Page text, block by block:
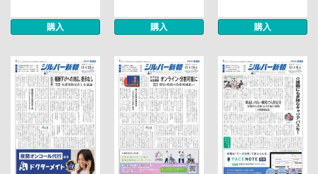
購入 購入 購入